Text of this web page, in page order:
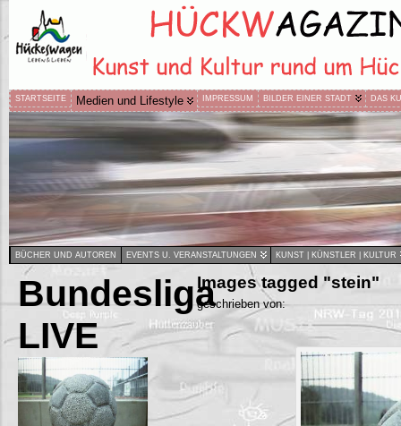
STARTSEITE Medien und Lifestyle IMPRESSUM BILDER EINER STADT DAS
BÜCHER UND AUTOREN EVENTS U. VERANSTALTUNGEN KUNST | KÜNSTLER | KULTUR
Bundesliga
LIVE
Images tagged "stein"
geschrieben von: